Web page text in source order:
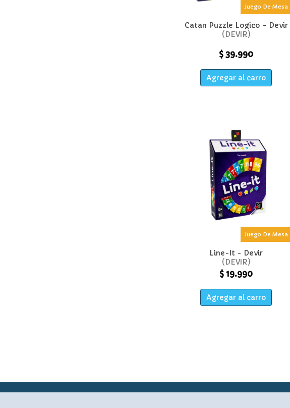
Juego De Mesa
Catan Puzzle Logico - Devir
DEVIR
$ 39.990
Agregar al carro
Juego De Mesa
Line-It - Devir
DEVIR
$ 19.990
Agregar al carro